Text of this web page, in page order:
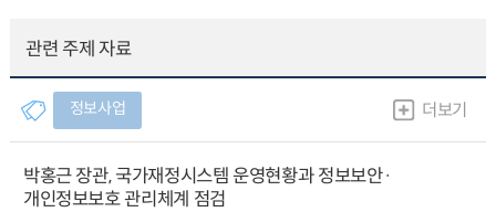
관련 주제 자료
정보사업 더보기
박홍근 장관, 국가재정시스템 운영현황과 정보보안·
개인정보보호 관리체계 점검